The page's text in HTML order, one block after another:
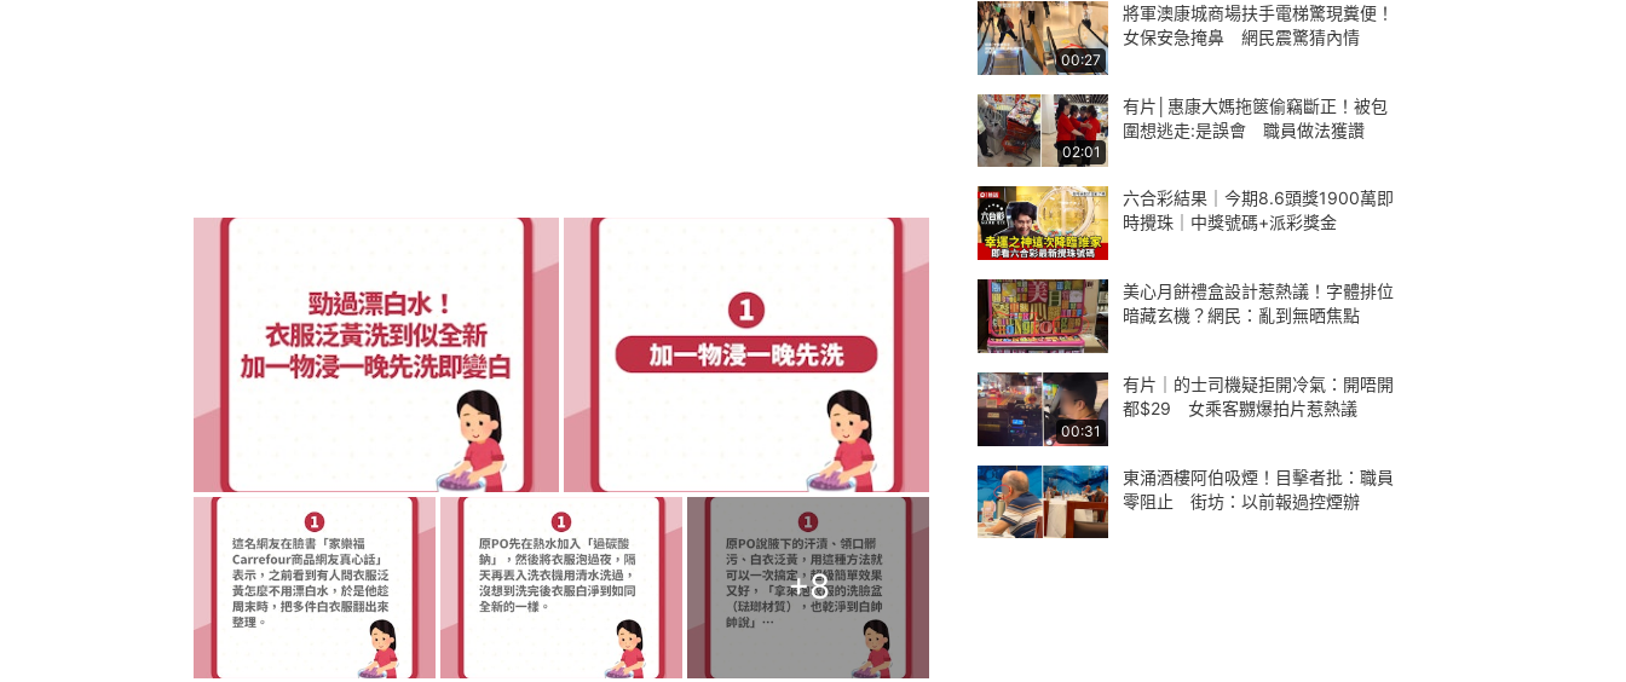
+8
00:27
將軍澳康城商場扶手電梯驚現糞便！
女保安急掩鼻 網民震驚猜內情
02:01
有片│惠康大媽拖篋偷竊斷正！被包
圍想逃走:是誤會 職員做法獲讚
六合彩結果｜今期8.6頭獎1900萬即
時攪珠｜中獎號碼+派彩獎金
美心月餅禮盒設計惹熱議！字體排位
暗藏玄機？網民：亂到無晒焦點
00:31
有片｜的士司機疑拒開冷氣：開唔開
都$29 女乘客嬲爆拍片惹熱議
東涌酒樓阿伯吸煙！目擊者批：職員
零阻止 街坊：以前報過控煙辦